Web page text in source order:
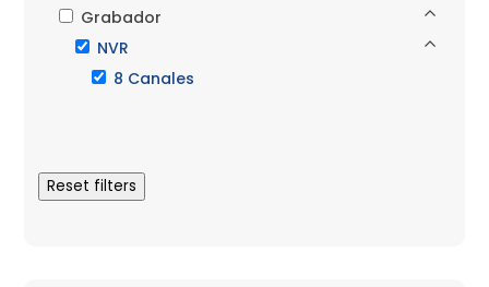
Grabador
NVR
8 Canales
Reset filters